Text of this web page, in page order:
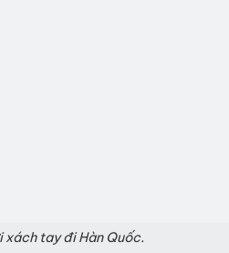
xách tay đi Hàn Quốc.